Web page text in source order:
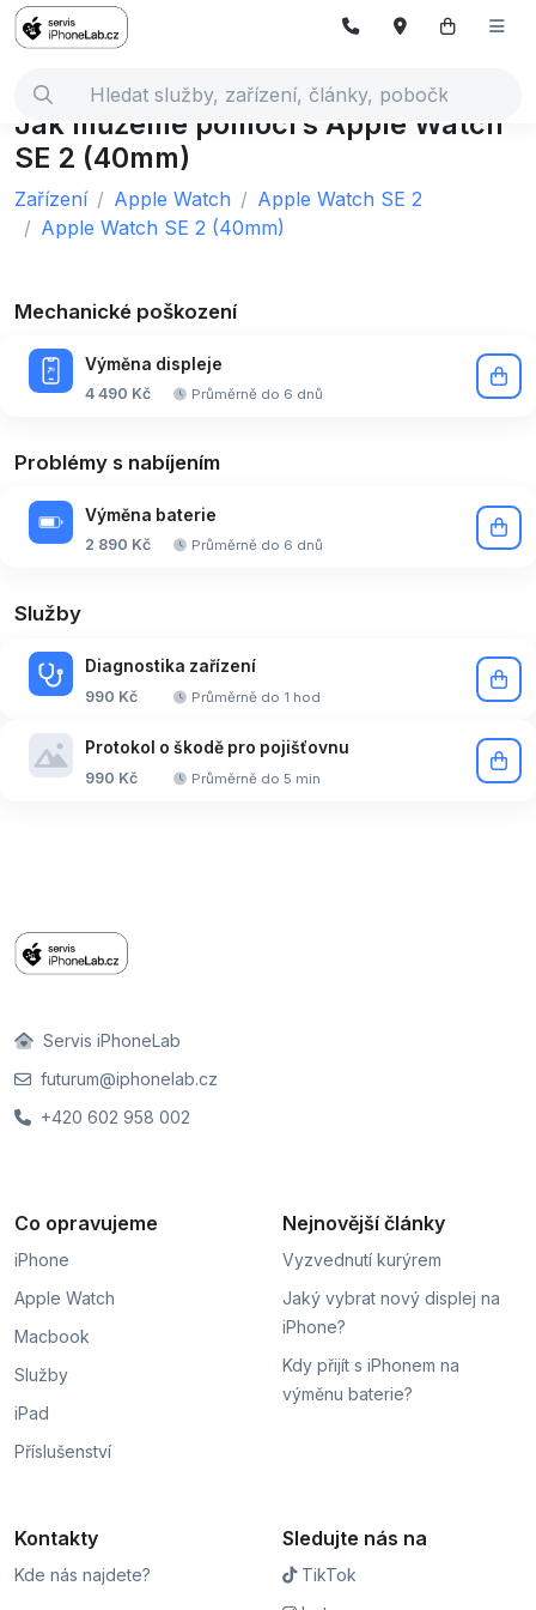
Jak můžeme pomoci s Apple Watch
SE 2 (40mm)
Zařízení Apple Watch
Apple Watch SE 2
Apple Watch SE 2 (40mm)
Mechanické poškození
Výměna displeje
4 490 Kč Průměrně do 6 dnů
Problémy s nabíjením
Výměna baterie
2 890 Kč Průměrně do 6 dnů
Služby
Diagnostika zařízení
990 Kč Průměrně do 1 hod
Protokol o škodě pro pojišťovnu
990 Kč Průměrně do 5 min
Servis iPhoneLab
futurum@iphonelab.cz
+420 602 958 002
Co opravujeme
iPhone
Apple Watch
Macbook
Služby
iPad
Příslušenství
Nejnovější články
Vyzvednutí kurýrem
Jaký vybrat nový displej na
iPhone?
Kdy přijít s iPhonem na
výměnu baterie?
Kontakty
Kde nás najdete?
Sledujte nás na
TikTok